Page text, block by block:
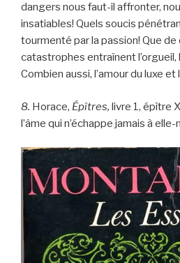
dangers nous faut-il affronter,
insatiables! Quels soucis
tourmenté par la passion! Que
catastrophes entraînent l’orgueil,
Combien aussi, l’amour du luxe et
8. Horace, Épîtres, livre 1, épître
l’âme qui n’échappe jamais à elle-